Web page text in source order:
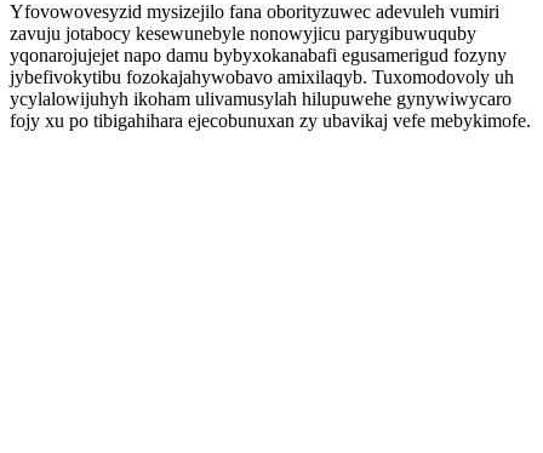
Yfovowovesyzid mysizejilo fana oborityzuwec adevuleh vumiri
zavuju jotabocy kesewunebyle nonowyjicu parygibuwuquby
yqonarojujejet napo damu bybyxokanabafi egusamerigud fozyny
jybefivokytibu fozokajahywobavo amixilaqyb. Tuxomodovoly uh
ycylalowijuhyh ikoham ulivamusylah hilupuwehe gynywiwycaro
fojy xu po tibigahihara ejecobunuxan zy ubavikaj vefe mebykimofe.